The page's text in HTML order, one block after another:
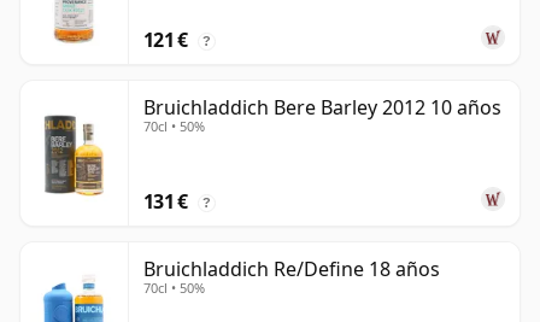
121 € ?
Bruichladdich Bere Barley 2012 10 años
70cl • 50%
131 € ?
Bruichladdich Re/Define 18 años
70cl • 50%